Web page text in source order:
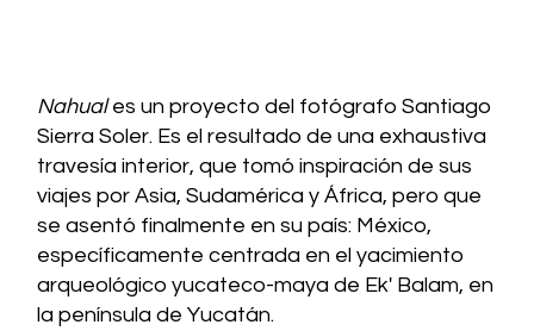
Nahuales un proyecto del fotógrafo Santiago
Sierra Soler. Es el resultado de una exhaustiva
travesía interior, que tomó inspiración de sus
viajes por Asia, Sudamérica y África, pero que
se asentó finalmente en su país: México,
específicamente centrada en el yacimiento
arqueológico yucateco-maya de Ek' Balam, en
la península de Yucatán.